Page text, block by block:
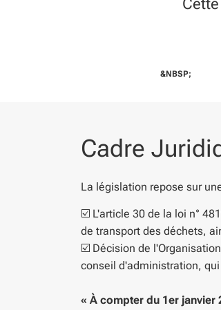
&NBSP;
Cadre
La législation repose sur
☑️ L'article 30 de la loi n°
de transport des déchets,
☑️ Décision de
conseil d'administration,
« À compter du 1er janvier